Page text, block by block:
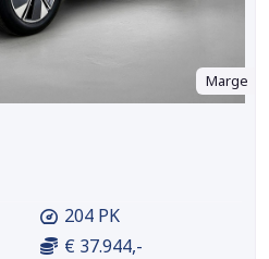
Marge
204 PK
€ 37.944,-